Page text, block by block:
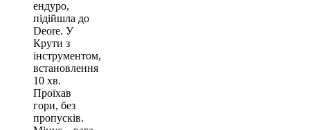
ендуро,
підійшла до
Deore. У
Крути з
інструментом,
встановлення
10 хв.
Проїхав
гори, без
пропусків.